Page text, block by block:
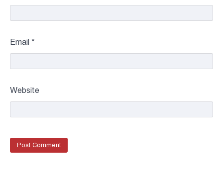
Email *
Website